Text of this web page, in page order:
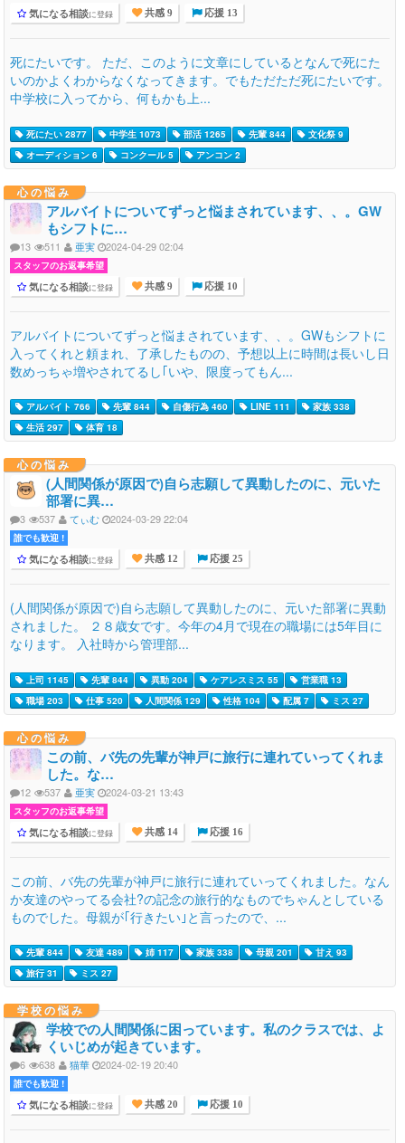
気になる相談に登録 共感 9 応援 13
死にたいです。 ただ、このように文章にしているとなんで死にた
いのかよくわからなくなってきます。でもただただ死にたいです。
中学校に入ってから、何もかも上...
死にたい 2877 中学生 1073 部活 1265 先輩 844
文化祭 9
オーディション 6
コンクール 5 アンコン 2
心の悩み
アルバイトについてずっと悩まされています、、。GW
もシフトに…
13 511 亜実 2024-04-29 02:04
スタッフのお返事希望
気になる相談に登録 共感 9 応援 10
アルバイトについてずっと悩まされています、、。GWもシフトに
入ってくれと頼まれ、了承したものの、予想以上に時間は長いし日
数めっちゃ増やされてるし｢いや、限度ってもん...
アルバイト 766 先輩 844 自傷行為 460 LINE 111
家族 338
生活 297
体育 18
心の悩み
(人間関係が原因で)自ら志願して異動したのに、元いた
部署に異…
3 537 てぃむ 2024-03-29 22:04
誰でも歓迎 !
気になる相談に登録 共感 12 応援 25
(人間関係が原因で)自ら志願して異動したのに、元いた部署に異動
されました。 ２８歳女です。今年の4月で現在の職場には5年目に
なります。 入社時から管理部...
上司 1145 先輩 844 異動 204 ケアレスミス 55
営業職 13
職場 203
仕事 520 人間関係 129 性格 104 配属 7 ミス 27
心の悩み
この前、バ先の先輩が神戸に旅行に連れていってくれま
した。な…
12 537 亜実 2024-03-21 13:43
スタッフのお返事希望
気になる相談に登録 共感 14 応援 16
この前、バ先の先輩が神戸に旅行に連れていってくれました。なん
か友達のやってる会社?の記念の旅行的なものでちゃんとしている
ものでした。母親が｢行きたい｣と言ったので、...
先輩 844 友達 489 姉 117 家族 338 母親 201
甘え 93
旅行 31
ミス 27
学校の悩み
学校での人間関係に困っています。私のクラスでは、よ
くいじめが起きています。
6 638 猫華 2024-02-19 20:40
誰でも歓迎 !
気になる相談に登録 共感 20 応援 10